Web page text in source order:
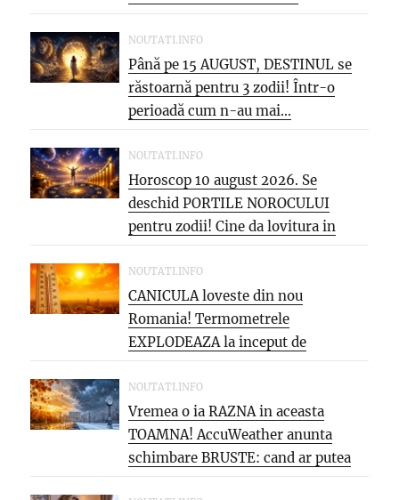
NOUTATI.INFO
Până pe 15 AUGUST, DESTINUL se
răstoarnă pentru 3 zodii! Într-o
perioadă cum n-au mai...
NOUTATI.INFO
Horoscop 10 august 2026. Se
deschid PORTILE NOROCULUI
pentru zodii! Cine da lovitura in
cariera...
NOUTATI.INFO
CANICULA loveste din nou
Romania! Termometrele
EXPLODEAZA la inceput de
saptamana: aproape 40°C si
PARJOL...
NOUTATI.INFO
Vremea o ia RAZNA in aceasta
TOAMNA! AccuWeather anunta
schimbare BRUSTE: cand ar putea
veni...